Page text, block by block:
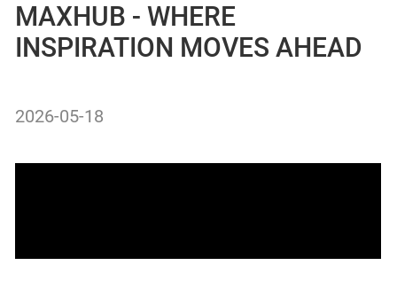
MAXHUB - WHERE
INSPIRATION MOVES AHEAD
2026-05-18